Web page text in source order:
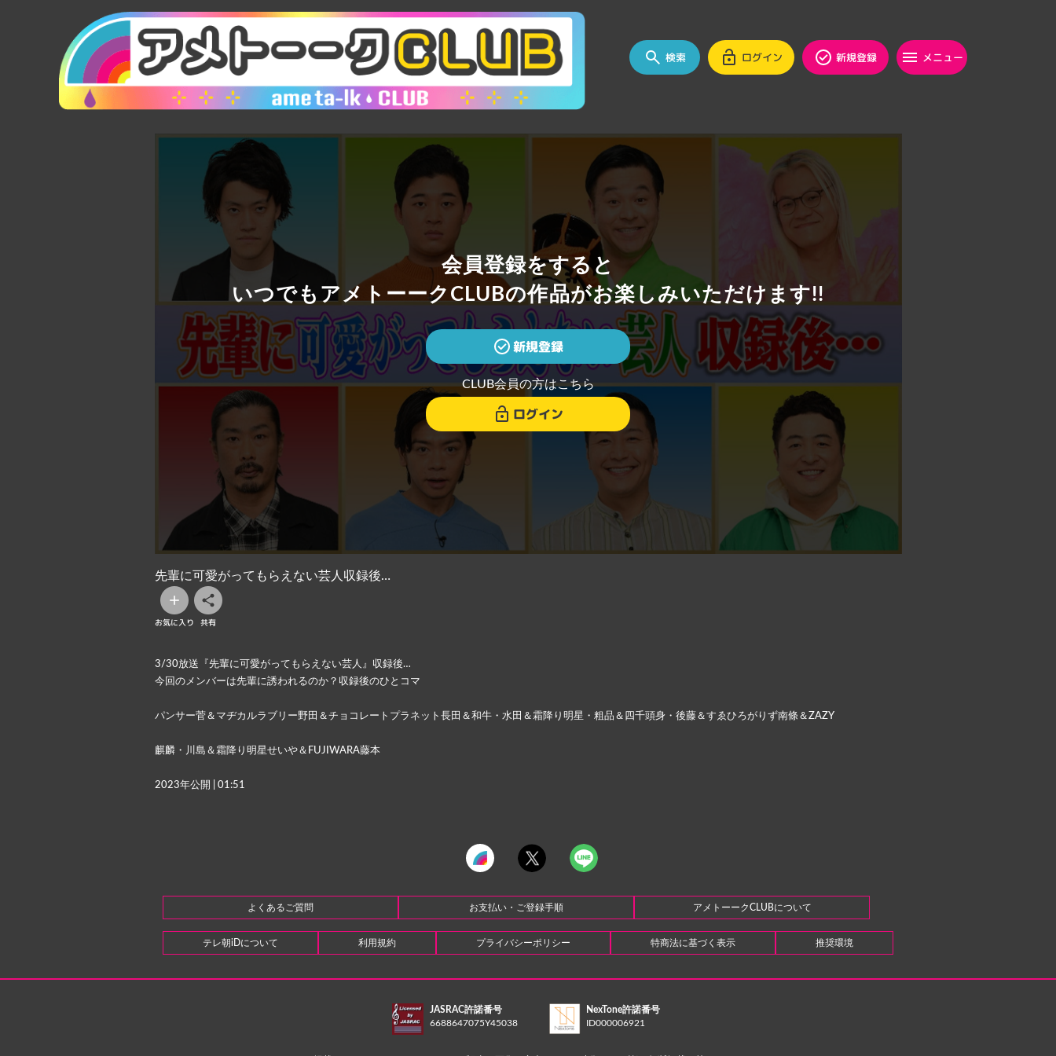
検索 ログイン 新規登録 メニュー
会員登録をすると
いつでもアメトーークCLUBの作品がお楽しみいただけます!!
新規登録
CLUB会員の方はこちら
ログイン
先輩に可愛がってもらえない芸人収録後…
お気に入り 共有
3/30放送『先輩に可愛がってもらえない芸人』収録後…
今回のメンバーは先輩に誘われるのか？収録後のひとコマ
パンサー菅＆マヂカルラブリー野田＆チョコレートプラネット長田＆和牛・水田＆霜降り明星・粗品＆四千頭身・後藤＆すゑひろがりず南條＆ZAZY
麒麟・川島＆霜降り明星せいや＆FUJIWARA藤本
2023年公開 | 01:51
よくあるご質問 お支払い・ご登録手順 アメトーークCLUBについて
テレ朝iDについて 利用規約 プライバシーポリシー 特商法に基づく表示 推奨環境
JASRAC許諾番号
6688647075Y45038
NexTone許諾番号
ID000006921